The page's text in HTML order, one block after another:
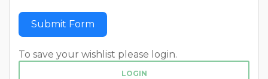
Submit Form
To save your wishlist please login.
LOGIN